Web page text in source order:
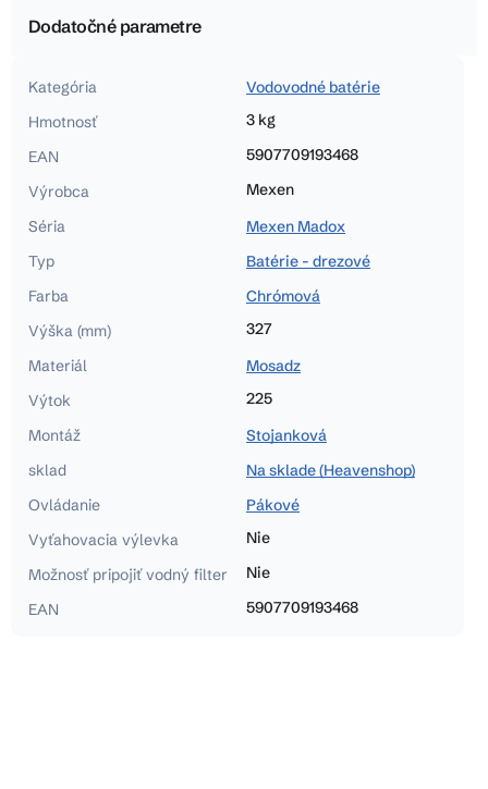
Dodatočné parametre
Kategória
Vodovodné batérie
Hmotnosť
3 kg
EAN
5907709193468
Výrobca
Mexen
Séria
Mexen Madox
Typ
Batérie - drezové
Farba
Chrómová
Výška (mm)
327
Materiál
Mosadz
Výtok
225
Montáž
Stojanková
sklad
Na sklade (Heavenshop)
Ovládanie
Pákové
Vyťahovacia výlevka
Nie
Možnosť pripojiť vodný filter
Nie
EAN
5907709193468